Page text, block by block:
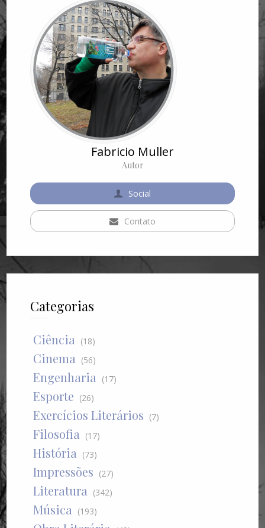
Fabricio Muller
Autor
Social
Contato
Categorias
Ciência (18)
Cinema (56)
Engenharia (17)
Esporte (26)
Exercícios Literários (7)
Filosofia (17)
História (73)
Impressões (27)
Literatura (342)
Música (193)